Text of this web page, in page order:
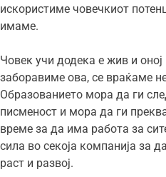
искористиме човечкиот
имаме.
Човек учи додека е жив и
заборавиме ова, се враќаме
Образованието мора да ги
писменост и мора да ги
време за да има работа за
сила во секоја компанија за
раст и развој.